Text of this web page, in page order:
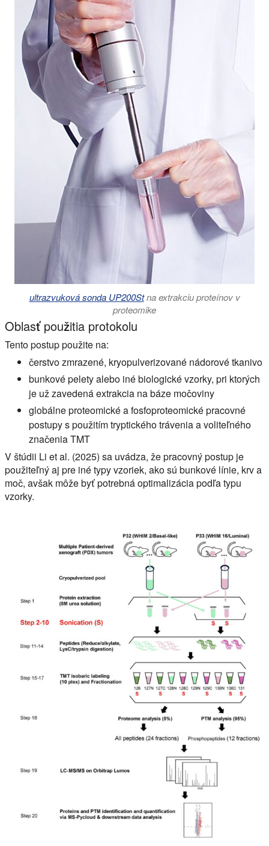
ultrazvuková sonda UP200Stna extrakciu proteínov v
proteomike
Oblasť použitia protokolu
Tento postup použite na:
čerstvo zmrazené, kryopulverizované nádorové tkanivo
bunkové pelety alebo iné biologické vzorky, pri ktorých
je už zavedená extrakcia na báze močoviny
globálne proteomické a fosfoproteomické pracovné
postupy s použitím tryptického trávenia a voliteľného
značenia TMT
V štúdii Li et al. (2025) sa uvádza, že pracovný postup je
použiteľný aj pre iné typy vzoriek, ako sú bunkové línie, krv a
moč, avšak môže byť potrebná optimalizácia podľa typu
vzorky.